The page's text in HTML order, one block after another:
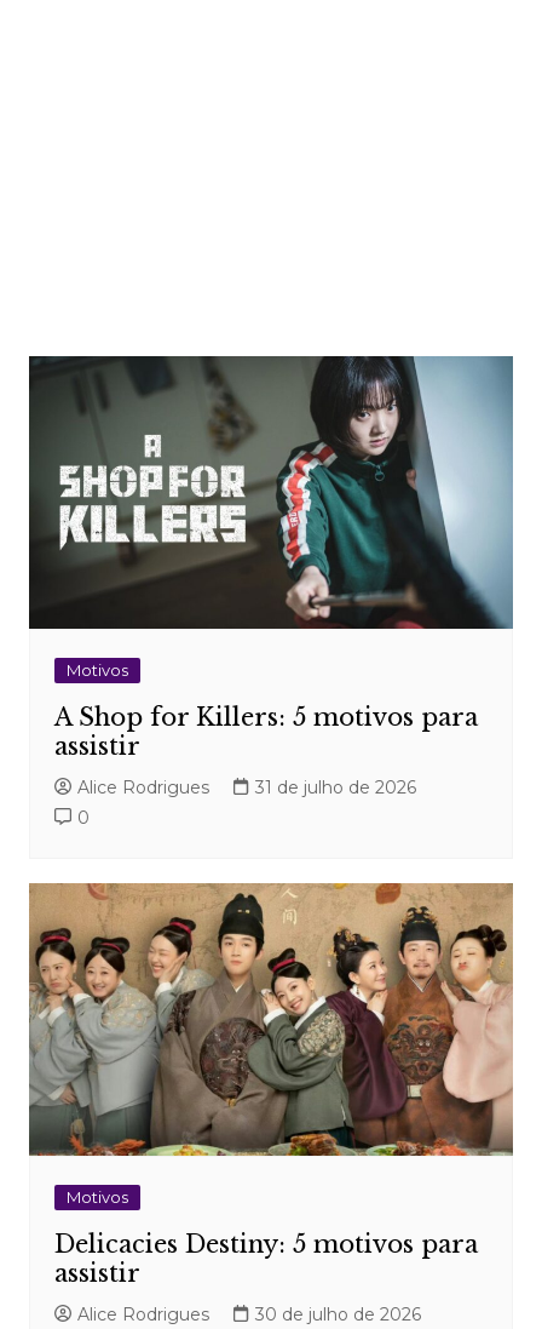
Motivos
A Shop for Killers: 5 motivos para
assistir
Alice Rodrigues
31 de julho de 2026
0
Motivos
Delicacies Destiny: 5 motivos para
assistir
Alice Rodrigues
30 de julho de 2026